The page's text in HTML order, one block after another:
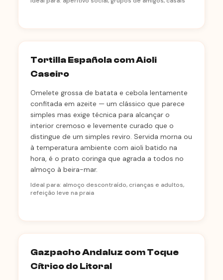
Tortilla Española com Aioli
Caseiro
Omelete grossa de batata e cebola lentamente
confitada em azeite — um clássico que parece
simples mas exige técnica para alcançar o
interior cremoso e levemente curado que o
distingue de um simples reviro. Servida morna ou
à temperatura ambiente com aioli batido na
hora, é o prato coringa que agrada a todos no
almoço à beira-mar.
Ideal para: almoço descontraído, crianças e adultos,
refeição leve na praia
Gazpacho Andaluz com Toque
Cítrico do Litoral